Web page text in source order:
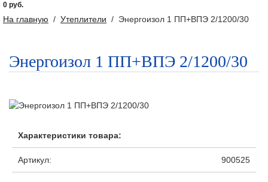
0 руб.
На главную / Утеплители / Энергоизол 1 ПП+ВПЭ 2/1200/30
Энергоизол 1 ПП+ВПЭ 2/1200/30
Характеристики товара:
Артикул: 900525